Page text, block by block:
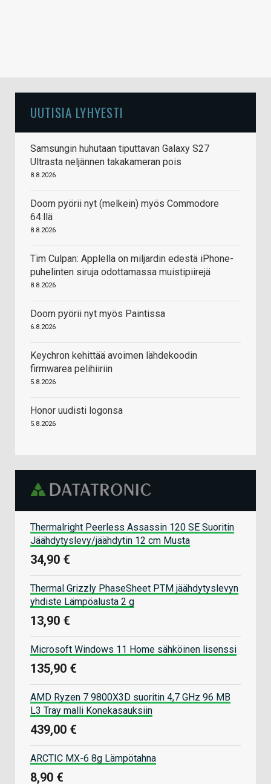
UUTISIA LYHYESTI
Samsungin huhutaan tiputtavan Galaxy S27
Ultrasta neljännen takakameran pois
8.8.2026
Doom pyörii nyt (melkein) myös Commodore
64:llä
8.8.2026
Tim Culpan: Applella on miljardin edestä iPhone-
puhelinten siruja odottamassa muistipiirejä
8.8.2026
Doom pyörii nyt myös Paintissa
6.8.2026
Keychron kehittää avoimen lähdekoodin
firmwarea pelihiiriin
5.8.2026
Honor uudisti logonsa
5.8.2026
Thermalright Peerless Assassin 120 SE Suoritin
Jäähdytyslevy/jäähdytin 12 cm Musta
34,90 €
Thermal Grizzly PhaseSheet PTM jäähdytyslevyn
yhdiste Lämpöalusta 2 g
13,90 €
Microsoft Windows 11 Home sähköinen lisenssi
135,90 €
AMD Ryzen 7 9800X3D suoritin 4,7 GHz 96 MB
L3 Tray malli Konekasauksiin
439,00 €
ARCTIC MX-6 8g Lämpötahna
8,90 €